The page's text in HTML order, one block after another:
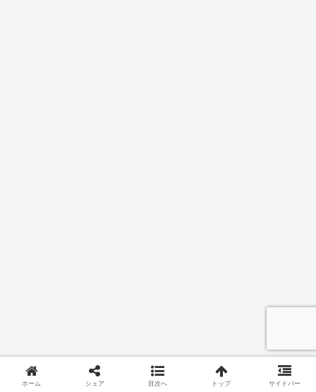
ホーム シェア 目次へ トップ サイドバー